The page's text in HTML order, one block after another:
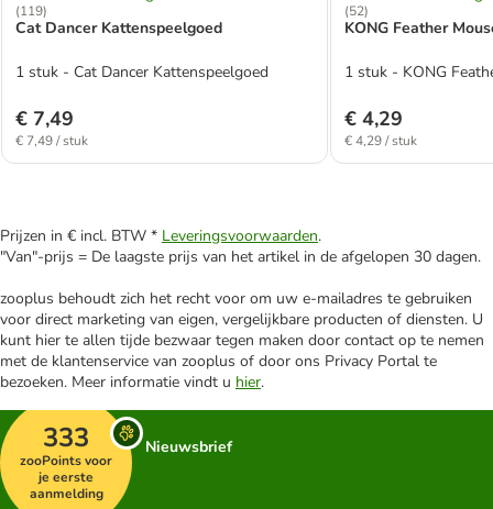
(119)
Cat Dancer Kattenspeelgoed
1 stuk - Cat Dancer Kattenspeelgoed
€ 7,49
€ 7,49 / stuk
(52)
KONG Feather
1 stuk - KONG
€ 4,29
€ 4,29 / stuk
Prijzen in € incl. BTW * Leveringsvoorwaarden.
"Van"-prijs = De laagste prijs van het artikel in de afgelopen 30 dagen.
zooplus behoudt zich het recht voor om uw e-mailadres te gebruiken
voor direct marketing van eigen, vergelijkbare producten of diensten. U
kunt hier te allen tijde bezwaar tegen maken door contact op te nemen
met de klantenservice van zooplus of door ons Privacy Portal te
bezoeken. Meer informatie vindt u hier.
333
zooPoints voor
je eerste
aanmelding
Nieuwsbrief